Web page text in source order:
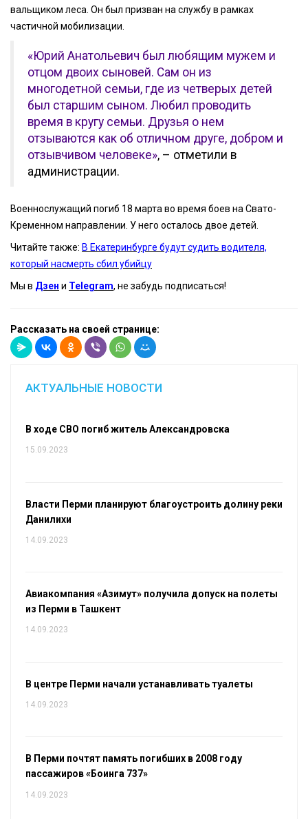
вальщиком леса. Он был призван на службу в рамках
частичной мобилизации.
«Юрий Анатольевич был любящим мужем и
отцом двоих сыновей. Сам он из
многодетной семьи, где из четверых детей
был старшим сыном. Любил проводить
время в кругу семьи. Друзья о нем
отзываются как об отличном друге, добром и
отзывчивом человеке», – отметили в
администрации.
Военнослужащий погиб 18 марта во время боев на Свато-
Кременном направлении. У него осталось двое детей.
Читайте также: В Екатеринбурге будут судить водителя,
который насмерть сбил убийцу
Мы в Дзен и Telegram, не забудь подписаться!
Рассказать на своей странице:
АКТУАЛЬНЫЕ НОВОСТИ
В ходе СВО погиб житель Александровска
15.09.2023
Власти Перми планируют благоустроить долину реки
Данилихи
14.09.2023
Авиакомпания «Азимут» получила допуск на полеты
из Перми в Ташкент
14.09.2023
В центре Перми начали устанавливать туалеты
14.09.2023
В Перми почтят память погибших в 2008 году
пассажиров «Боинга 737»
14.09.2023